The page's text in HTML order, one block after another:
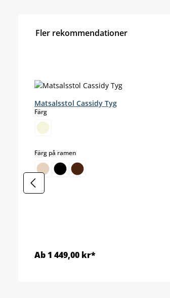
Fler rekommendationer
Matsalsstol Cassidy Tyg
Färgselect
Färg på ramen
Ab 1 449,00 kr*